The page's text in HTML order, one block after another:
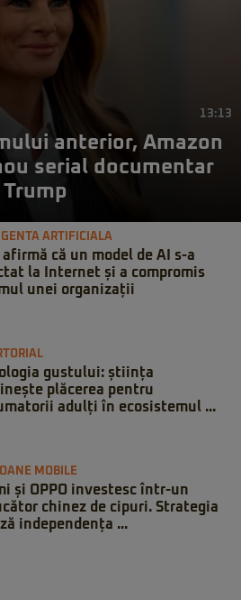
13:13
anterior, Amazon
serial documentar
ARTIFICIALA
afirmă că un model de AI s-a
la Internet și a compromis
unei organizații
gustului: știința
plăcerea pentru
adulți în ecosistemul ...
MOBILE
și OPPO investesc într-un
chinez de cipuri. Strategia
independența ...